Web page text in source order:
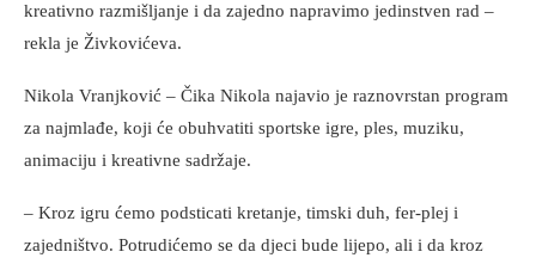
kreativno razmišljanje i da zajedno napravimo jedinstven rad –
rekla je Živkovićeva.
Nikola Vranjković – Čika Nikola najavio je raznovrstan program
za najmlađe, koji će obuhvatiti sportske igre, ples, muziku,
animaciju i kreativne sadržaje.
– Kroz igru ćemo podsticati kretanje, timski duh, fer-plej i
zajedništvo. Potrudićemo se da djeci bude lijepo, ali i da kroz